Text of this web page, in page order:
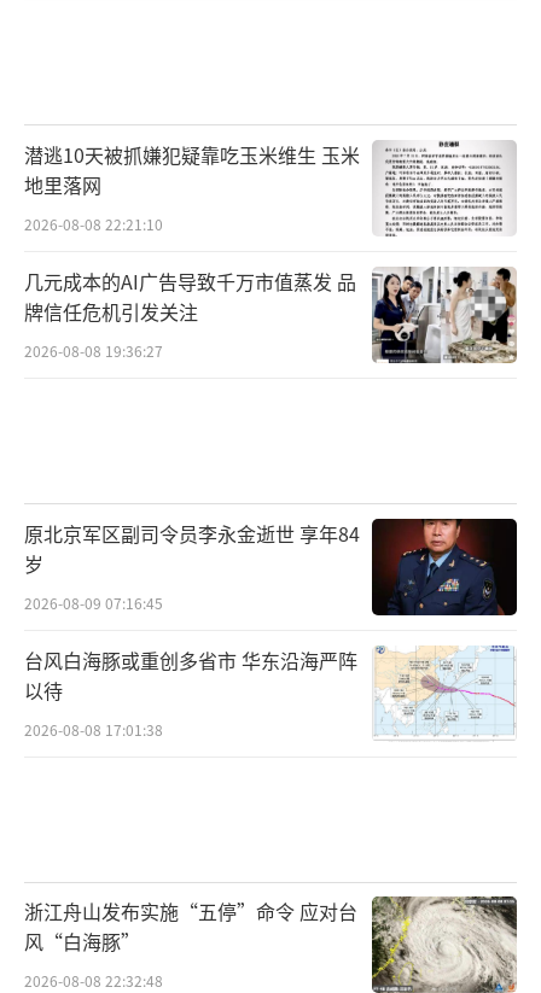
潜逃10天被抓嫌犯疑靠吃玉米维生 玉米
地里落网
2026-08-08 22:21:10
几元成本的AI广告导致千万市值蒸发 品
牌信任危机引发关注
2026-08-08 19:36:27
原北京军区副司令员李永金逝世 享年84
岁
2026-08-09 07:16:45
台风白海豚或重创多省市 华东沿海严阵
以待
2026-08-08 17:01:38
浙江舟山发布实施“五停”命令 应对台
风“白海豚”
2026-08-08 22:32:48